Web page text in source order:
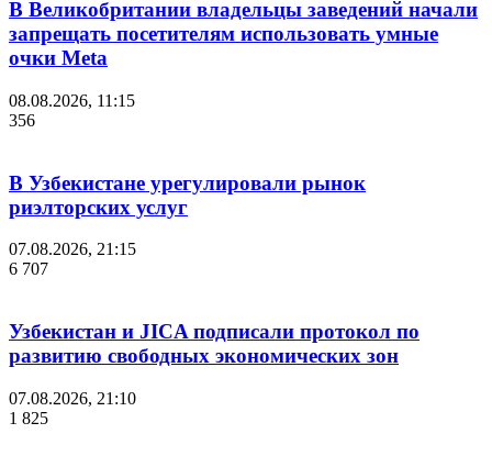
В Великобритании владельцы заведений начали
запрещать посетителям использовать умные
очки Meta
08.08.2026, 11:15
356
В Узбекистане урегулировали рынок
риэлторских услуг
07.08.2026, 21:15
6 707
Узбекистан и JICA подписали протокол по
развитию свободных экономических зон
07.08.2026, 21:10
1 825